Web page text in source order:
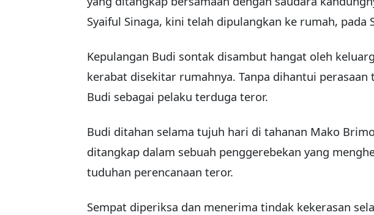
Syaiful Sinaga, kini telah dipulangkan ke rumah, pada
Kepulangan Budi sontak disambut hangat oleh
kerabat disekitar rumahnya. Tanpa dihantui
Budi sebagai pelaku terduga teror.
Budi ditahan selama tujuh hari di tahanan Mako
ditangkap dalam sebuah penggerebekan yang
tuduhan perencanaan teror.
Sempat diperiksa dan menerima tindak kekerasan